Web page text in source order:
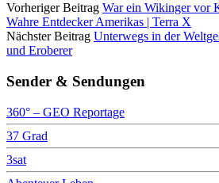
Vorheriger Beitrag War ein Wikinger vor
Wahre Entdecker Amerikas | Terra X
Nächster Beitrag Unterwegs in der
und Eroberer
Sender & Sendungen
360° – GEO Reportage
37 Grad
3sat